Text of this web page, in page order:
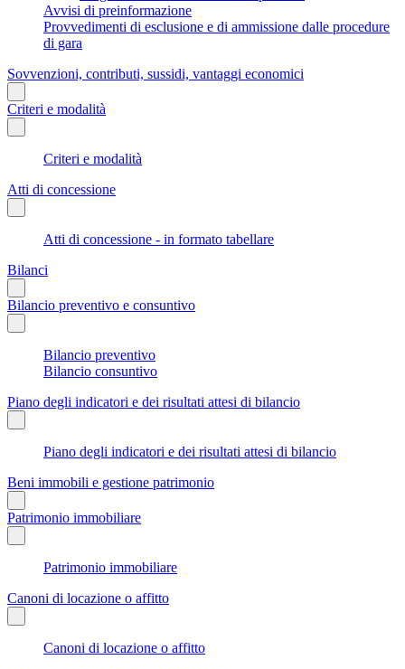
Avvisi di preinformazione
Provvedimenti di esclusione e di ammissione dalle procedure
di gara
Sovvenzioni, contributi, sussidi, vantaggi economici
Criteri e modalità
Criteri e modalità
Atti di concessione
Atti di concessione - in formato tabellare
Bilanci
Bilancio preventivo e consuntivo
Bilancio preventivo
Bilancio consuntivo
Piano degli indicatori e dei risultati attesi di bilancio
Piano degli indicatori e dei risultati attesi di bilancio
Beni immobili e gestione patrimonio
Patrimonio immobiliare
Patrimonio immobiliare
Canoni di locazione o affitto
Canoni di locazione o affitto